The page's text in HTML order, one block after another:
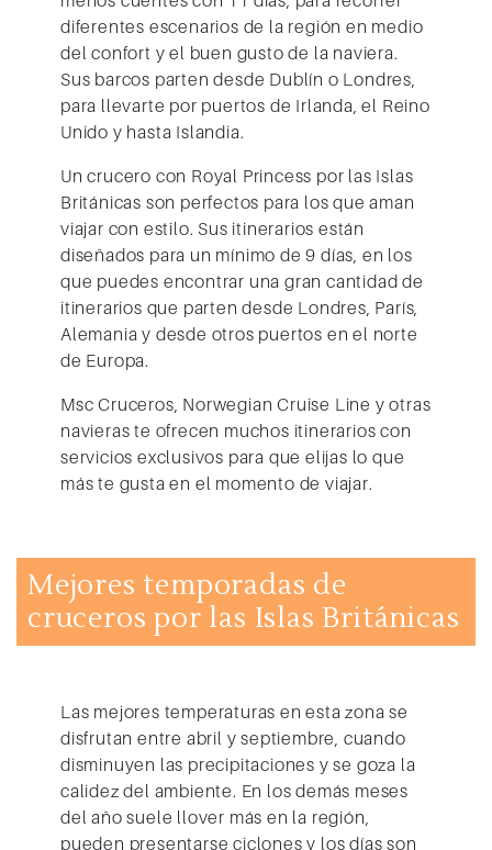
diferentes escenarios de la región en medio
del confort y el buen gusto de la naviera.
Sus barcos parten desde Dublín o Londres
para llevarte por puertos de Irlanda, el Reino
Unido y hasta Islandia.
Un crucero con Royal Princess por las Islas
Británicas son perfectos para los que aman
viajar con estilo. Sus itinerarios están
diseñados para un mínimo de 9 días, en los
que puedes encontrar una gran cantidad de
itinerarios que parten desde Londres, París,
Alemania y desde otros puertos en el norte
de Europa.
Msc Cruceros, Norwegian Cruise Line y otras
navieras te ofrecen muchos itinerarios con
servicios exclusivos para que elijas lo que
más te gusta en el momento de viajar.
Mejores temporadas de
cruceros por las Islas Británicas
Las mejores temperaturas en esta zona se
disfrutan entre abril y septiembre, cuando
disminuyen las precipitaciones y se goza la
calidez del ambiente. En los demás meses
del año suele llover más en la región,
pueden presentarse ciclones y los días son